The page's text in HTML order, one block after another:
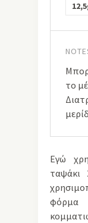
το
Εγώ
ταψάκι
φόρμα